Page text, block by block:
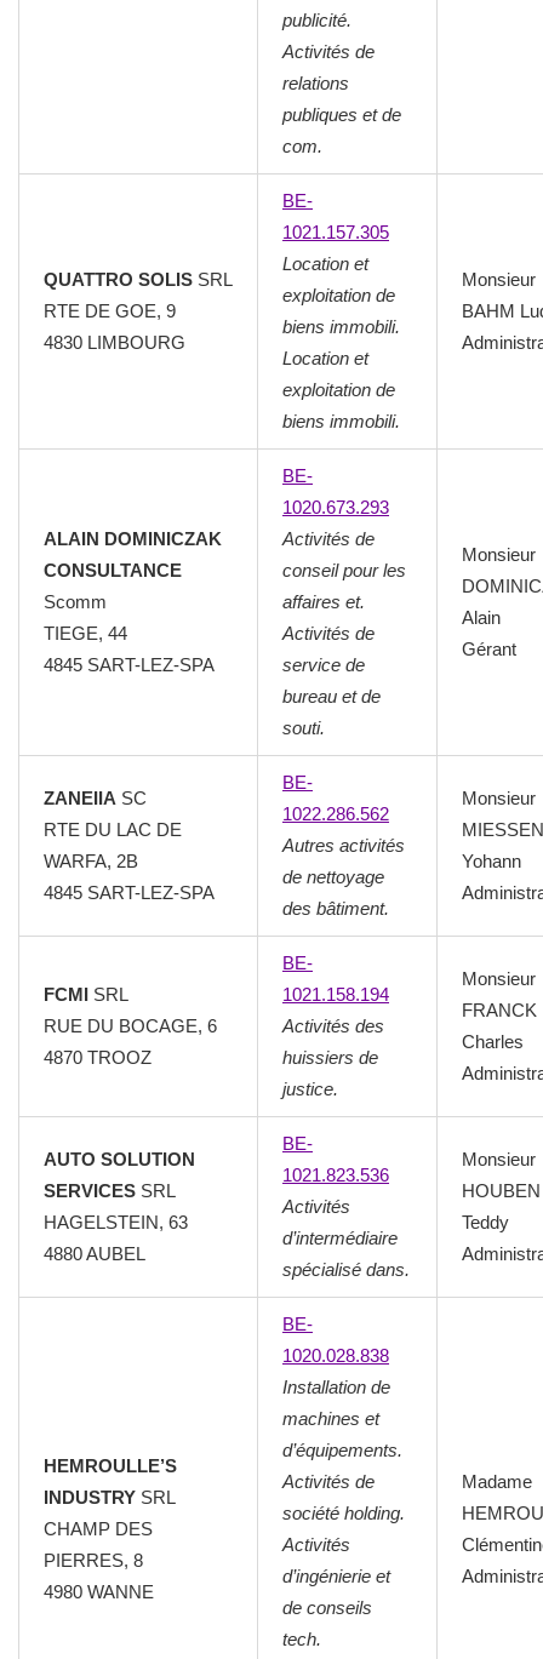
publicité.
Activités de
relations
publiques et de
com.
QUATTRO SOLIS SRL
RTE DE GOE, 9
4830 LIMBOURG
BE-
1021.157.305
Location et
exploitation de
biens immobili.
Location et
exploitation de
biens immobili.
Monsieur
BAHM
ALAIN DOMINICZAK
CONSULTANCE
Scomm
TIEGE, 44
4845 SART-LEZ-SPA
BE-
1020.673.293
Activités de
conseil pour les
affaires et.
Activités de
service de
bureau et de
souti.
Monsieur
Alain
Gérant
ZANEIIA SC
RTE DU LAC DE
WARFA, 2B
4845 SART-LEZ-SPA
BE-
1022.286.562
Autres activités
de nettoyage
des bâtiment.
Monsieur
MIESSEN
Yohann
FCMI SRL
RUE DU BOCAGE, 6
4870 TROOZ
BE-
1021.158.194
Activités des
huissiers de
justice.
Monsieur
FRANCK
Charles
AUTO SOLUTION
SERVICES SRL
HAGELSTEIN, 63
4880 AUBEL
BE-
1021.823.536
Activités
d’intermédiaire
spécialisé dans.
Monsieur
HOUBEN
Teddy
HEMROULLE’S
INDUSTRY SRL
CHAMP DES
PIERRES, 8
4980 WANNE
BE-
1020.028.838
Installation de
machines et
d’équipements.
Activités de
société holding.
Activités
d’ingénierie et
de conseils
tech.
Madame